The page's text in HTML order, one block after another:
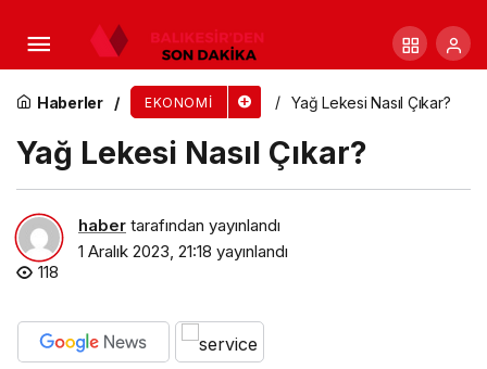
Haberler EKONOMI Yağ Lekesi Nasıl Çıkar?
Yağ Lekesi Nasıl Çıkar?
haber tarafından yayınlandı
1 Aralık 2023, 21:18 yayınlandı
118
Beyaz ve Kahverengi Yumurta Arasındaki Fark